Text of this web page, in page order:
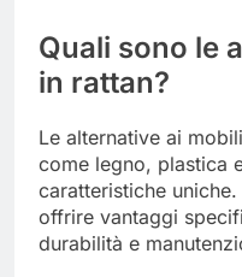
Quali sono le
in rattan?
Le alternative ai
come legno, plastica
caratteristiche
offrire vantaggi
durabilità e